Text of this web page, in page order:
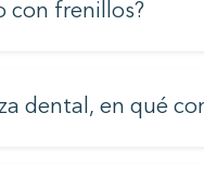
con frenillos?
dental, en qué